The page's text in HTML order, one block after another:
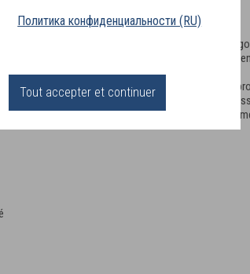
Политика конфиденциальности (RU)
Tout accepter et continuer
naturels d’exception tel que l’huile végétale
antioxydante. Elle régénère et apaise les peaux
cutané en nourrissant les peaux sèches et en
Ce soin visage adoucit durablement la peau et
Cette crème peut s'appliquer de jour